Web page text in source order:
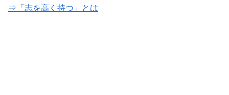
⇒「志を高く持つ」とは